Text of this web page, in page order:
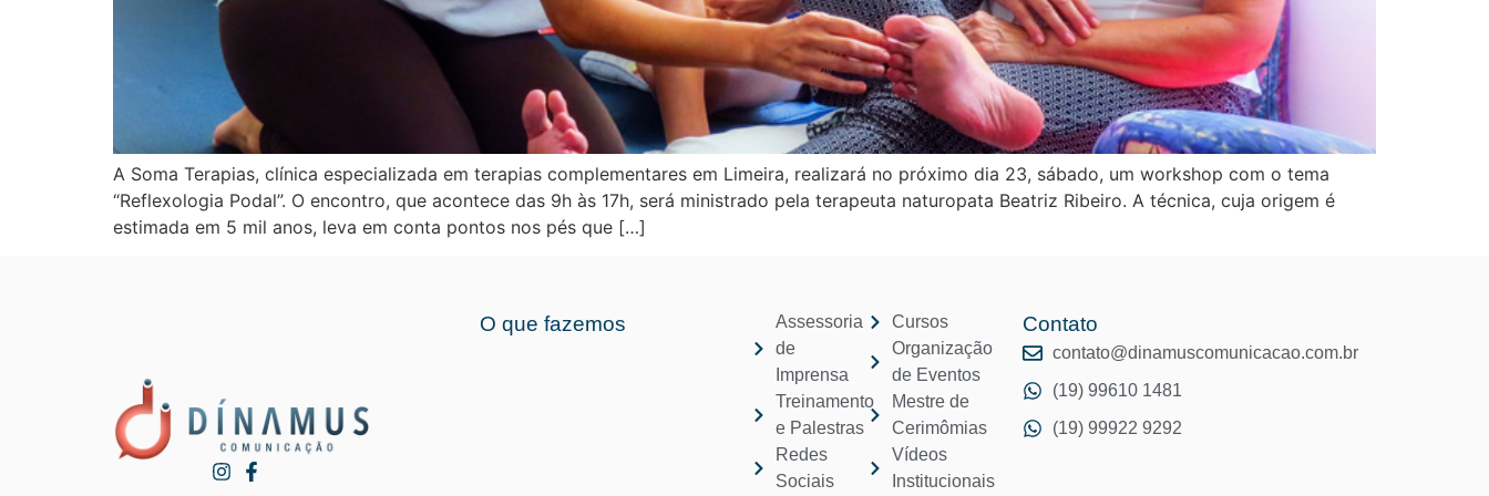
A Soma Terapias, clínica especializada em terapias complementares em Limeira, realizará no próximo dia 23, sábado, um workshop com o tema
“Reflexologia Podal”. O encontro, que acontece das 9h às 17h, será ministrado pela terapeuta naturopata Beatriz Ribeiro. A técnica, cuja origem é
estimada em 5 mil anos, leva em conta pontos nos pés que […]
O que fazemos
Assessoria
de
Imprensa
Treinamento
e Palestras
Redes
Sociais
Cursos
Organização
de Eventos
Mestre de
Cerimômias
Vídeos
Institucionais
Contato
contato@dinamuscomunicacao.com.br
(19) 99610 1481
(19) 99922 9292